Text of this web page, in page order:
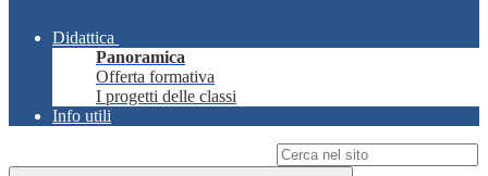
Didattica
Panoramica
Offerta formativa
I progetti delle classi
Info utili